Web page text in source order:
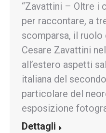
“Zavattini – Oltre i
per raccontare, a
scomparsa, il
Cesare Zavattini
all’estero aspetti
italiana del
particolare del
esposizione
Dettagli